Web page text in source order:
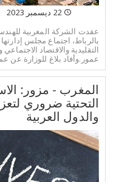
22 ديسمبر 2023
عقدت الشركة المغربية
بالرباط، اجتماع مجلس
التقليدية والاقتصاد
عمور.وأفاد بلاغ للوزارة عن
المغرب - مزور:
التحتية ضروري
والدول العربية